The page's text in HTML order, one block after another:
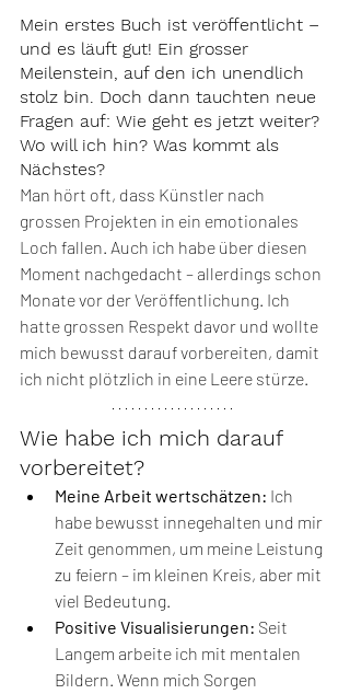
Mein erstes Buch ist veröffentlicht –
und es läuft gut! Ein grosser
Meilenstein, auf den ich unendlich
stolz bin. Doch dann tauchten neue
Fragen auf: Wie geht es jetzt weiter?
Wo will ich hin? Was kommt als
Nächstes?
Man hört oft, dass Künstler nach
grossen Projekten in ein emotionales
Loch fallen. Auch ich habe über diesen
Moment nachgedacht – allerdings schon
Monate vor der Veröffentlichung. Ich
hatte grossen Respekt davor und wollte
mich bewusst darauf vorbereiten, damit
ich nicht plötzlich in eine Leere stürze.
Wie habe ich mich darauf
vorbereitet?
Meine Arbeit wertschätzen: Ich
habe bewusst innegehalten und mir
Zeit genommen, um meine Leistung
zu feiern – im kleinen Kreis, aber mit
viel Bedeutung.
Positive Visualisierungen: Seit
Langem arbeite ich mit mentalen
Bildern. Wenn mich Sorgen